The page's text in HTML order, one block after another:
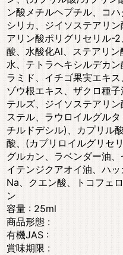
ン酸メチルヘプチル、コ
シリカ、ジイソステアリ
アリン酸ポリグリセリル-
酸、水酸化Al、ステアリ
水、テトラヘキシルデカ
ラミド、イチゴ果実エキ
ゾウ根エキス、ザクロ種
テルズ、ジイソステアリ
ステル、ラウロイルグル
チルドデシル)、カプリル
酸、(カプリロイルグリセ
グルカン、ラベンダー油
イテンジクアオイ油、ハ
Na、クエン酸、トコフェ
ン
容量 : 25ml
商品形態 :
有機JAS :
賞味期限 :